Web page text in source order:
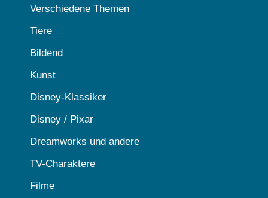
Verschiedene Themen
Tiere
Bildend
Kunst
Disney-Klassiker
Disney / Pixar
Dreamworks und andere
TV-Charaktere
Filme